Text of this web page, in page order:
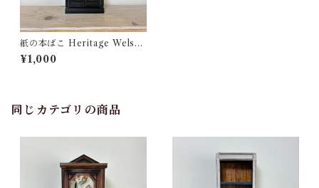
紙の本ばこ Heritage Welsh
Dresser ※新バージョン
¥1,000
同じカテゴリの商品